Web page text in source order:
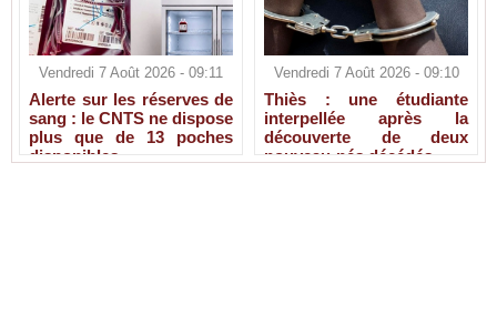
Vendredi 7 Août 2026 - 09:11
Alerte sur les réserves de
sang : le CNTS ne dispose
plus que de 13 poches
disponibles
Vendredi 7 Août 2026 - 09:10
Thiès : une étudiante
interpellée après la
découverte de deux
nouveau-nés décédés